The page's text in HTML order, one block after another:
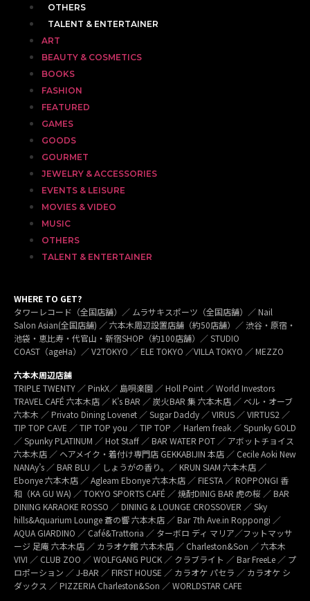
OTHERS
TALENT & ENTERTAINER
ART
BEAUTY & COSMETICS
BOOKS
FASHION
FEATURED
GAMES
GOODS
GOURMET
JEWELRY & ACCESSORIES
EVENTS & LEISURE
MOVIES & VIDEO
MUSIC
OTHERS
TALENT & ENTERTAINER
WHERE TO GET?
タワーレコード（全国店舗）／ ムラサキスポーツ（全国店舗）／ Nail
Salon Asian(全国店舗) ／ 六本木周辺設置店舗（約50店舗）／ 渋谷・原宿・
池袋・恵比寿・代官山・新宿SHOP（約100店舗）／ STUDIO
COAST（ageHa）／ V2TOKYO ／ ELE TOKYO ／VILLA TOKYO ／ MEZZO
六本木周辺店舗
TRIPLE TWENTY ／ PinkX／ 島唄楽園 ／ Holl Point ／ World Investors
TRAVEL CAFÉ 六本木店 ／ K’s BAR ／ 炭火BAR 集 六本木店 ／ ベル・オーブ
六本木 ／ Privato Dining Lovenet ／ Sugar Daddy ／ VIRUS ／ VIRTUS2 ／
TIP TOP CAVE ／ TIP TOP you ／ TIP TOP ／ Harlem freak ／ Spunky GOLD
／ Spunky PLATINUM ／ Hot Staff ／ BAR WATER POT ／ アボットチョイス
六本木店 ／ ヘアメイク・着付け専門店 GEKKABIJIN 本店 ／ Cecile Aoki New
NANAy’s ／ BAR BLU ／ しょうがの香り。／ KRUN SIAM 六本木店 ／
Ebonye 六本木店 ／ Agleam Ebonye 六本木店 ／ FIESTA ／ ROPPONGI 香
和（KA GU WA) ／ TOKYO SPORTS CAFÉ ／ 焼酎DINIG BAR 虎の桜 ／ BAR
DINING KARAOKE ROSSO ／ DINING & LOUNGE CROSSOVER ／ Sky
hills&Aquarium Lounge 蒼の響 六本木店 ／ Bar 7th Ave.in Roppongi ／
AQUA GIARDINO ／ Café&Trattoria ／ ターボロ ディ マリア／フットマッサ
ージ 足庵 六本木店 ／ カラオケ館 六本木店 ／ Charleston&Son ／ 六本木
VIVI ／ CLUB ZOO ／ WOLFGANG PUCK ／ クラブライト ／ Bar FreeLe ／ プ
ロポーション ／ J-BAR ／ FIRST HOUSE ／ カラオケ パセラ ／ カラオケ シ
ダックス ／ PIZZERIA Charleston&Son ／ WORLDSTAR CAFE